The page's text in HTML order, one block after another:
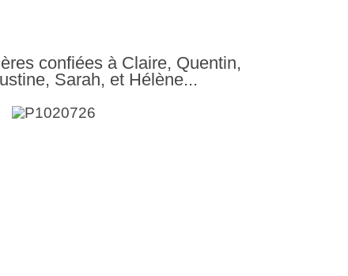
confiées à Claire, Quentin,
Sarah, et Hélène...